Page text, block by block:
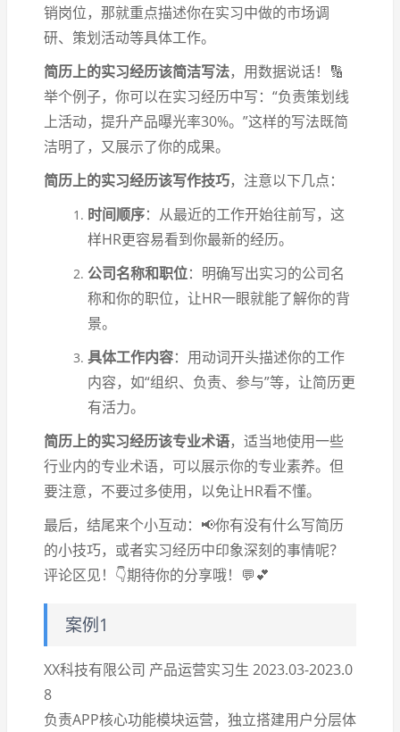
销岗位，那就重点描述你在实习中做的市场调
研、策划活动等具体工作。
简历上的实习经历该简洁写法，用数据说话！🔢
举个例子，你可以在实习经历中写：“负责策划线
上活动，提升产品曝光率30%。”这样的写法既简
洁明了，又展示了你的成果。
简历上的实习经历该写作技巧，注意以下几点：
时间顺序：从最近的工作开始往前写，这
样HR更容易看到你最新的经历。
公司名称和职位：明确写出实习的公司名
称和你的职位，让HR一眼就能了解你的背
景。
具体工作内容：用动词开头描述你的工作
内容，如“组织、负责、参与”等，让简历更
有活力。
简历上的实习经历该专业术语，适当地使用一些
行业内的专业术语，可以展示你的专业素养。但
要注意，不要过多使用，以免让HR看不懂。
最后，结尾来个小互动：📢你有没有什么写简历
的小技巧，或者实习经历中印象深刻的事情呢？
评论区见！👇期待你的分享哦！💬💕
案例1
XX科技有限公司 产品运营实习生 2023.03-2023.0
8
负责APP核心功能模块运营，独立搭建用户分层体